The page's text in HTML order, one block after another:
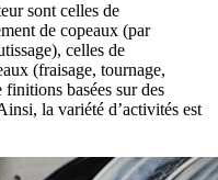
sont celles de
de copeaux (par
celles de
(fraisage, tournage,
basées sur des
la variété d’activités est